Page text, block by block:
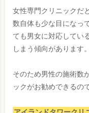
女性専門クリニックだ
数自体も少な目になっ
ても男女に対応してい
しまう傾向があります。
そのため男性の施術数
ックがお勧めできるの